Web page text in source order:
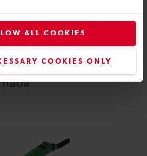
ALL COOKIES
COOKIES ONLY
SIMILARES